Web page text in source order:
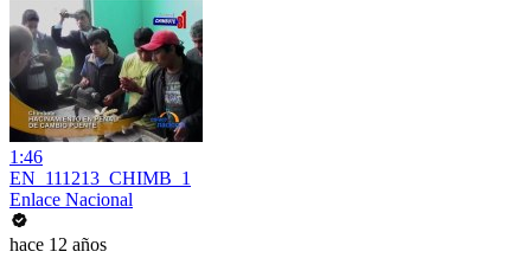
1:46
EN_111213_CHIMB_1
Enlace Nacional
hace 12 años